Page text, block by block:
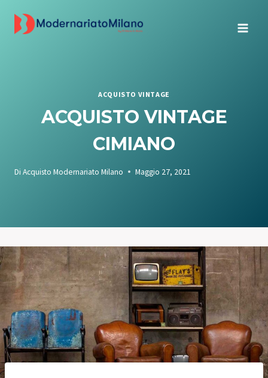
ACQUISTO VINTAGE
ACQUISTO VINTAGE
CIMIANO
Di Acquisto Modernariato Milano Maggio 27, 2021